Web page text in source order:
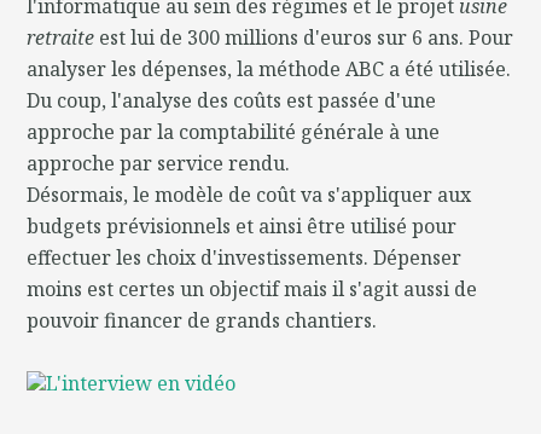
l'informatique au sein des régimes et le projet usine
retraite est lui de 300 millions d'euros sur 6 ans. Pour
analyser les dépenses, la méthode ABC a été utilisée.
Du coup, l'analyse des coûts est passée d'une
approche par la comptabilité générale à une
approche par service rendu.
Désormais, le modèle de coût va s'appliquer aux
budgets prévisionnels et ainsi être utilisé pour
effectuer les choix d'investissements. Dépenser
moins est certes un objectif mais il s'agit aussi de
pouvoir financer de grands chantiers.
L'interview en vidéo